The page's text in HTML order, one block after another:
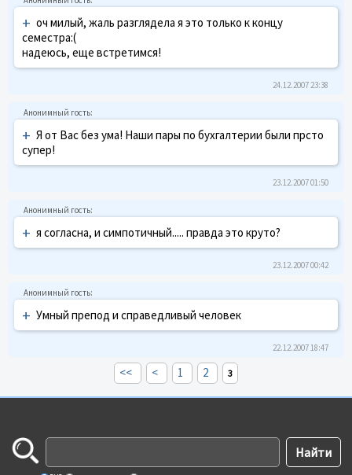
+ оч милый, жаль разглядела я это только к концу
семестра:(
надеюсь, еще встретимся!
24.12.2007 23:38
+ Я от Вас без ума! Наши пары по бухгалтерии были прсто
супер!
23.12.2007 01:50
+ я согласна, и симпотичный..... правда это круто?
23.12.2007 00:42
+ Умный препод и справедливый человек
22.12.2007 18:47
<< < 1 2 3